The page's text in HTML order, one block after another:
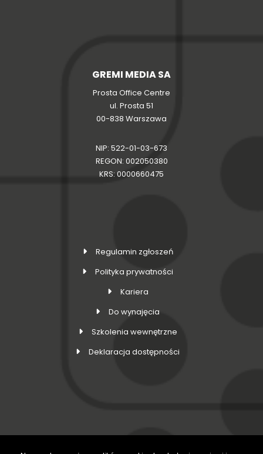
GREMI MEDIA SA
Prosta Office Centre
ul. Prosta 51
00-838 Warszawa
NIP: 522-01-03-673
REGON: 002050380
KRS: 0000660475
Regulamin zgłoszeń
Polityka prywatności
Kariera
Do wynajęcia
Szkolenia wewnętrzne
Deklaracja dostępności